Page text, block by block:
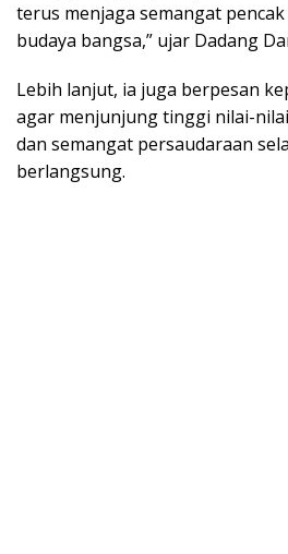
terus menjaga semangat
budaya bangsa,” ujar Dadang
Lebih lanjut, ia juga berpesan
agar menjunjung tinggi nilai-
dan semangat persaudaraan
berlangsung.